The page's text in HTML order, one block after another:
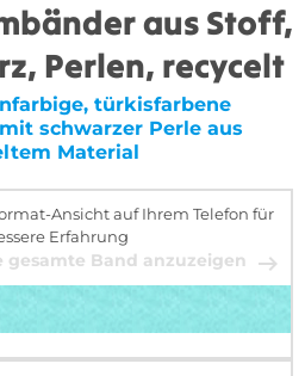
aus Stoff,
Perlen, recycelt
türkisfarbene
schwarzer Perle aus
Material
Ansicht auf Ihrem Telefon für
Erfahrung
gesamte Band anzuzeigen